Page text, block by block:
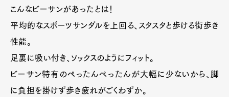
こんなビーサンがあったとは！
平均的なスポーツサンダルを上回る、スタスタと歩ける街歩き
性能。
足裏に吸い付き、ソックスのようにフィット。
ビーサン特有のぺったんぺったんが大幅に少ないから、脚
に負担を掛けず歩き疲れがごくわずか。